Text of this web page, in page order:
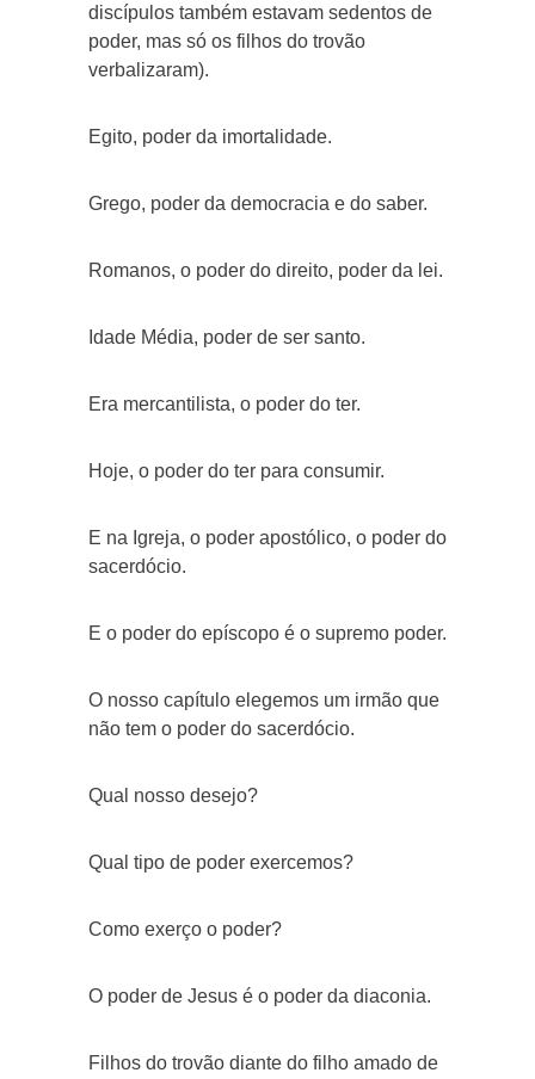
discípulos também estavam sedentos de
poder, mas só os filhos do trovão
verbalizaram).
Egito, poder da imortalidade.
Grego, poder da democracia e do saber.
Romanos, o poder do direito, poder da lei.
Idade Média, poder de ser santo.
Era mercantilista, o poder do ter.
Hoje, o poder do ter para consumir.
E na Igreja, o poder apostólico, o poder do
sacerdócio.
E o poder do epíscopo é o supremo poder.
O nosso capítulo elegemos um irmão que
não tem o poder do sacerdócio.
Qual nosso desejo?
Qual tipo de poder exercemos?
Como exerço o poder?
O poder de Jesus é o poder da diaconia.
Filhos do trovão diante do filho amado de